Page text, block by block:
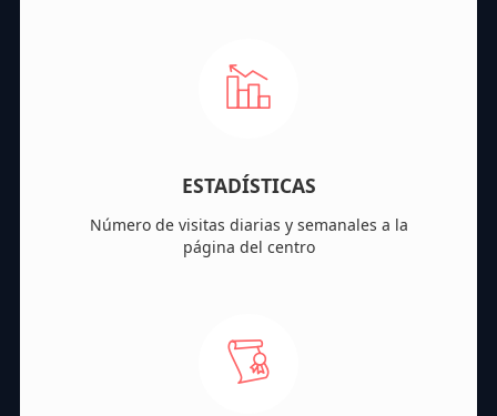
ESTADÍSTICAS
Número de visitas diarias y semanales a la
página del centro